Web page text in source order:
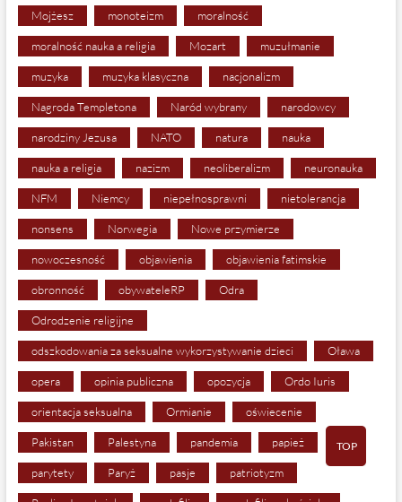
Mojżesz monoteizm moralność
moralność nauka a religia Mozart muzułmanie
muzyka muzyka klasyczna nacjonalizm
Nagroda Templetona Naród wybrany narodowcy
narodziny Jezusa NATO natura nauka
nauka a religia nazizm neoliberalizm neuronauka
NFM Niemcy niepełnosprawni nietolerancja
nonsens Norwegia Nowe przymierze
nowoczesność objawienia objawienia fatimskie
obronność obywateleRP Odra
Odrodzenie religijne
odszkodowania za seksualne wykorzystywanie dzieci Oława
opera opinia publiczna opozycja Ordo Iuris
orientacja seksualna Ormianie oświecenie
Pakistan Palestyna pandemia papież
parytety Paryż pasje patriotyzm
TOP